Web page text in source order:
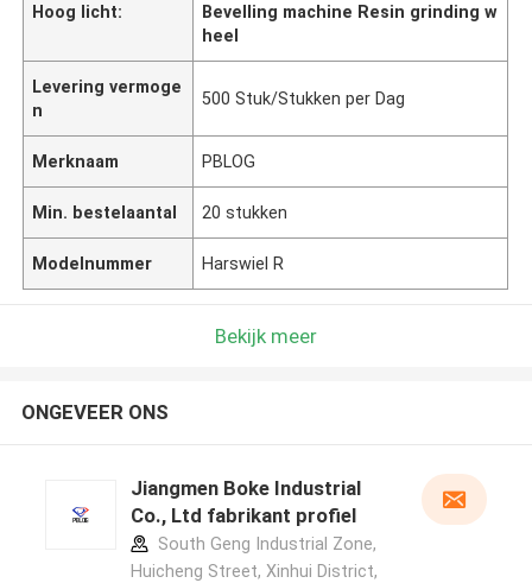
Hoog licht:
Bevelling machine Resin grinding w
heel
Levering vermoge
n
500 Stuk/Stukken per Dag
Merknaam PBLOG
Min. bestelaantal 20 stukken
Modelnummer Harswiel R
Bekijk meer
ONGEVEER ONS
Jiangmen Boke Industrial
Co., Ltd fabrikant profiel
South Geng Industrial Zone,
Huicheng Street, Xinhui District,